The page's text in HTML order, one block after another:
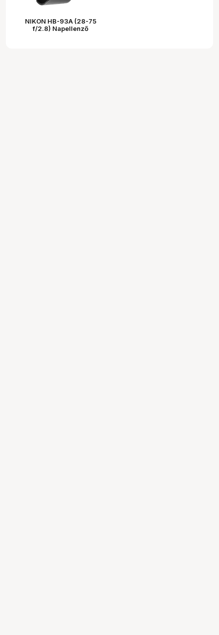
NIKON HB-93A (28-75
f/2.8) Napellenző